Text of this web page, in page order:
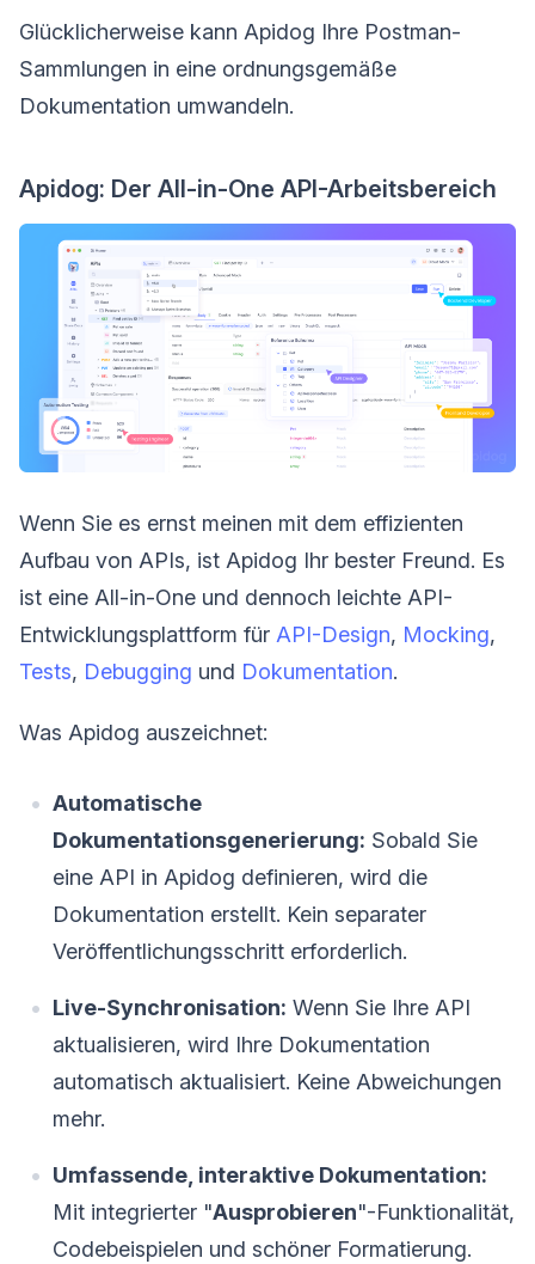
Glücklicherweise kann Apidog Ihre Postman-
Sammlungen in eine ordnungsgemäße
Dokumentation umwandeln.
Apidog: Der All-in-One API-Arbeitsbereich
Wenn Sie es ernst meinen mit dem effizienten
Aufbau von APIs, ist Apidog Ihr bester Freund. Es
ist eine All-in-One und dennoch leichte API-
Entwicklungsplattform für API-Design, Mocking,
Tests, Debugging und Dokumentation.
Was Apidog auszeichnet:
Automatische
Dokumentationsgenerierung: Sobald Sie
eine API in Apidog definieren, wird die
Dokumentation erstellt. Kein separater
Veröffentlichungsschritt erforderlich.
Live-Synchronisation: Wenn Sie Ihre API
aktualisieren, wird Ihre Dokumentation
automatisch aktualisiert. Keine Abweichungen
mehr.
Umfassende, interaktive Dokumentation:
Mit integrierter "Ausprobieren"-Funktionalität,
Codebeispielen und schöner Formatierung.